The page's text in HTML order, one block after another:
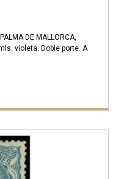
DE MALLORCA,
violeta. Doble porte. A